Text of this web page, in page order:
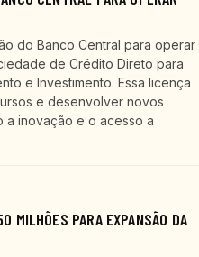
do Banco Central para operar
de Crédito Direto para
e Investimento. Essa licença
e desenvolver novos
inovação e o acesso a
MILHÕES PARA EXPANSÃO DA